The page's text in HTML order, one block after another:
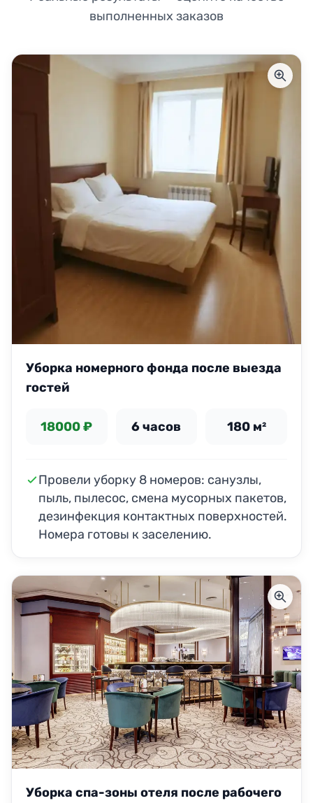
выполненных заказов
Уборка номерного фонда после выезда
гостей
18000 ₽ 6 часов 180 м²
Провели уборку 8 номеров: санузлы,
пыль, пылесос, смена мусорных пакетов,
дезинфекция контактных поверхностей.
Номера готовы к заселению.
Уборка спа-зоны отеля после рабочего